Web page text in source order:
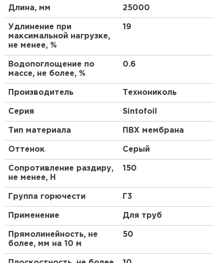
согласно СП 131.13330.2012.
Преимущества:
Технологичный монтаж;
Высокая прочность;
Широкий ассортимент комплектующих;
Ремонтопригодность системы;
Долговечность.
Длина, мм 25000
Удлинение при
максимальной нагрузке,
не менее, %
19
Водопоглощение по
массе, не более, %
0.6
Производитель Технониколь
Серия Sintofoil
Тип материала ПВХ мембрана
Оттенок Серый
Сопротивление раздиру,
не менее, Н
150
Группа горючести Г3
Применение Для труб
Прямолинейность, не
более, мм на 10 м
50
ПЕРЕЙТИ